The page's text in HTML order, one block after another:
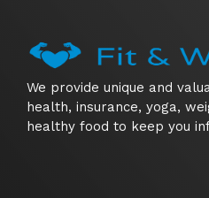
We provide unique and
health, insurance, yoga,
healthy food to keep you